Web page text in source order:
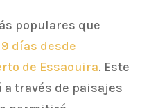
populares que
9 días desde
de Essaouira. Este
través de paisajes